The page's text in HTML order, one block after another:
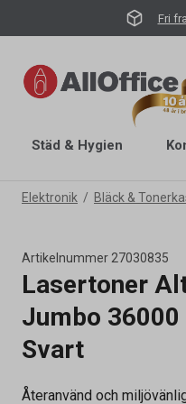
Fri
Städ & Hygien
Elektronik Bläck &
Artikelnummer 27030835
Lasertoner
Jumbo 36000
Svart
Återanvänd och